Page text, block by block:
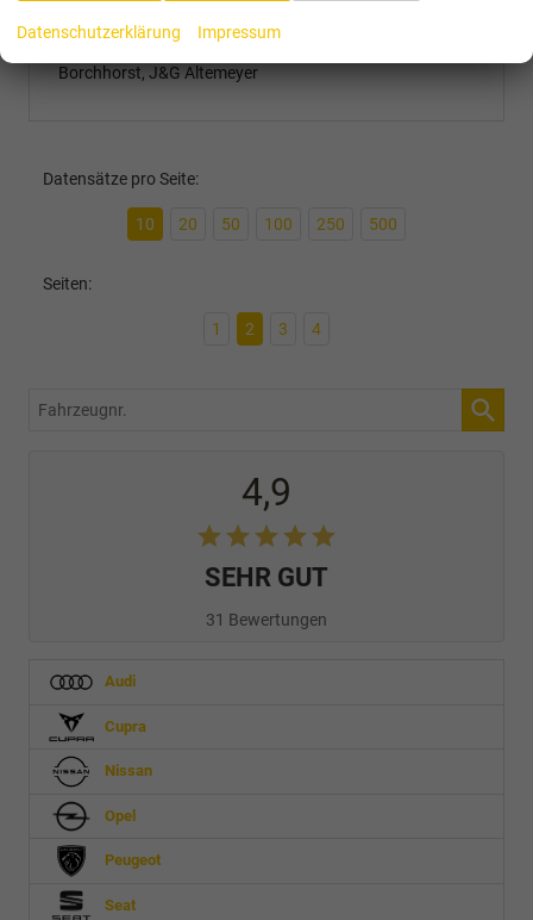
Denker, der für uns immer erreichbar war und für alle
Borchhorst, J&G Altemeyer
Datensätze pro Seite:
10 20 50 100 250 500
Seiten:
1 2 3 4
Fahrzeugnr.
4,9
SEHR GUT
31 Bewertungen
Audi
Cupra
Nissan
Opel
Peugeot
Seat
Datenschutzerklärung Impressum